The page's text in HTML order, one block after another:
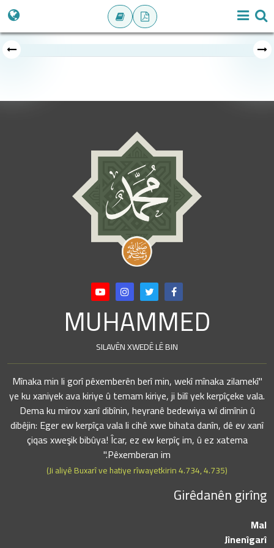
MUHAMMED
SILAVÊN XWEDÊ LÊ BIN
"Mînaka min li gorî pêxemberên berî min, wekî mînaka zilamekî
ye ku xaniyek ava kiriye û temam kiriye, ji bilî yek kerpîçeke vala.
Dema ku mirov xanî dibînin, heyranê bedewiya wî dimînin û
dibêjin: Eger ew kerpîça vala li cihê xwe bihata danîn, dê ev xanî
çiqas xweşik bibûya! Îcar, ez ew kerpîç im, û ez xatema
Pêxemberan im."
(Ji aliyê Buxarî ve hatiye rîwayetkirin 4.734, 4.735)
Girêdanên girîng
Mal
Jînenîgarî